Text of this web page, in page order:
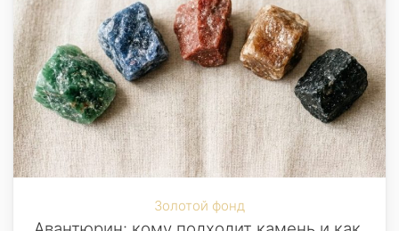
Золотой фонд